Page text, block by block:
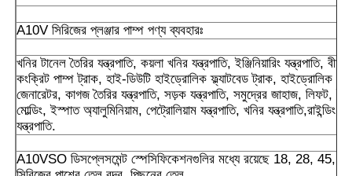
A10V সিরিজের প্লঞ্জার পাম্প পণ্য ব্যবহারঃ
খনির টানেল তৈরির যন্ত্রপাতি, কয়লা খনির যন্ত্রপাতি, ইঞ্জিনিয়ারিং যন্ত্রপাতি, বীম
কংক্রিট পাম্প ট্রাক, হাই-ডিউটি হাইড্রোলিক ফ্ল্যাটবেড ট্রাক, হাইড্রোলিক
জেনারেটর, কাগজ তৈরির যন্ত্রপাতি, সড়ক যন্ত্রপাতি, সমুদ্রের জাহাজ, লিফট,
মোল্ডিং, ইস্পাত অ্যালুমিনিয়াম, পেট্রোলিয়াম যন্ত্রপাতি, খনির যন্ত্রপাতি,রাইন্ডিং
যন্ত্রপাতি.
A10VSO ডিসপ্লেসমেন্ট স্পেসিফিকেশনগুলির মধ্যে রয়েছে 18, 28, 45,